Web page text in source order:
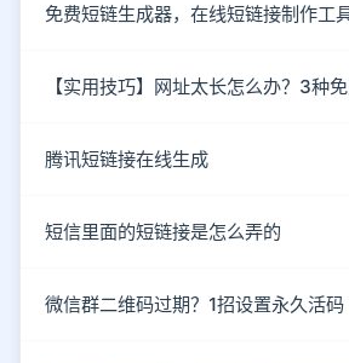
免费短链生成器，在线短链接制作工
【实用技巧】网址太长怎么办？3种
腾讯短链接在线生成
短信里面的短链接是怎么弄的
微信群二维码过期？1招设置永久活码